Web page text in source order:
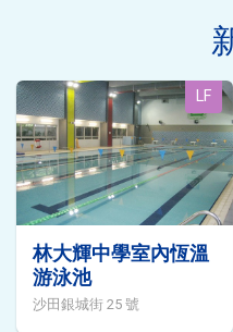
LF
林大輝中學室內恆溫
游泳池
沙田銀城街 25 號